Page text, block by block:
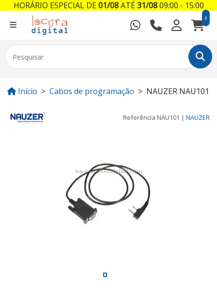
0
Início Cabos de programação NAUZER NAU101
Referência NAU101 | NAUZER
HORÁRIO ESPECIAL DE01/08ATÉ31/0809:00 - 15:00